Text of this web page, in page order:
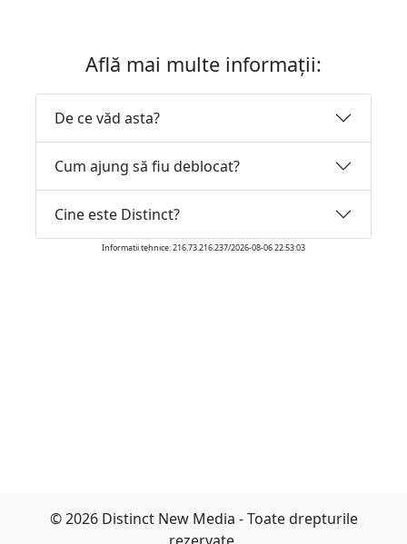
Află mai multe informații:
De ce văd asta?
Cum ajung să fiu deblocat?
Cine este Distinct?
Informatii tehnice: 216.73.216.237/2026-08-06 22:53:03
© 2026 Distinct New Media - Toate drepturile